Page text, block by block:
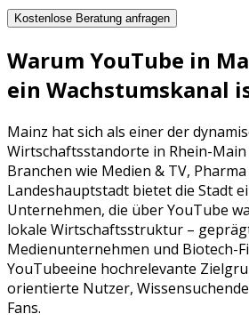
Kostenlose Beratung anfragen
Warum YouTube in
ein Wachstumskanal
Mainz hat sich als einer der
Wirtschaftsstandorte in Rhein-Main
Branchen wie Medien & TV,
Landeshauptstadt bietet die Stadt
Unternehmen, die überYouTube
lokale Wirtschaftsstruktur –
Medienunternehmen und Biotech-
YouTubeeine hochrelevante
orientierte Nutzer,
Fans.